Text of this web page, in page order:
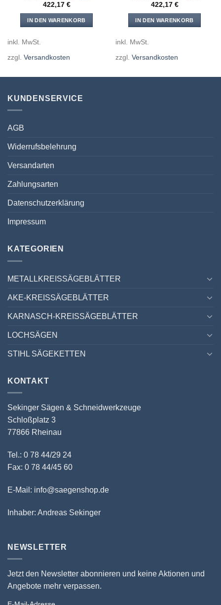
422,17 €
IN DEN WARENKORB
inkl. MwSt.
zzgl. Versandkosten
422,17 €
IN DEN WARENKORB
inkl. MwSt.
zzgl. Versandkosten
KUNDENSERVICE
AGB
Widerrufsbelehrung
Versandarten
Zahlungsarten
Datenschutzerklärung
Impressum
KATEGORIEN
METALLKREISSÄGEBLÄTTER
AKE-KREISSÄGEBLÄTTER
KARNASCH-KREISSÄGEBLÄTTER
LOCHSÄGEN
STIHL SÄGEKETTEN
KONTAKT
Sekinger Sägen & Schneidwerkzeuge
Schloßplatz 3
77866 Rheinau
Tel.: 0 78 44/29 24
Fax: 0 78 44/45 60
E-Mail: info@saegenshop.de
Inhaber: Andreas Sekinger
NEWSLETTER
Jetzt den Newsletter abonnieren und keine Aktionen und
Angebote mehr verpassen.